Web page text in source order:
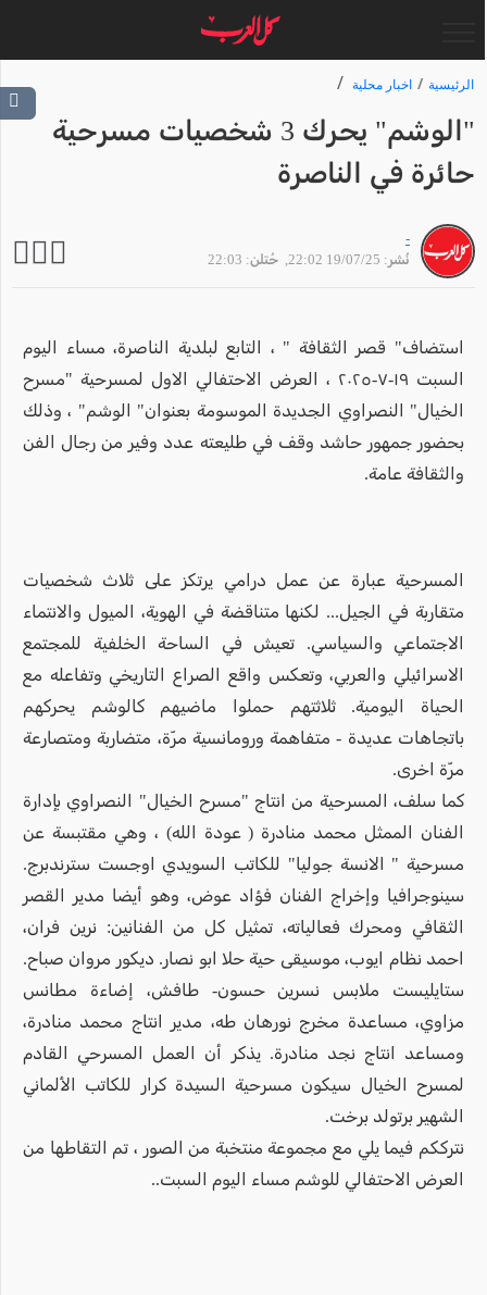
الرئيسية اخبار محلية
"الوشم" يحرك 3 شخصيات مسرحية
حائرة في الناصرة
-
نُشر: 19/07/25 22:02
, حُتلن: 22:03
استضاف" قصر الثقافة " ، التابع لبلدية الناصرة، مساء اليوم
السبت ١٩-٧-٢٠٢٥ ، العرض الاحتفالي الاول لمسرحية "مسرح
الخيال" النصراوي الجديدة الموسومة بعنوان" الوشم" ، وذلك
بحضور جمهور حاشد وقف في طليعته عدد وفير من رجال الفن
والثقافة عامة.
المسرحية عبارة عن عمل درامي يرتكز على ثلاث شخصيات
متقاربة في الجيل... لكنها متناقضة في الهوية، الميول والانتماء
الاجتماعي والسياسي. تعيش في الساحة الخلفية للمجتمع
الاسرائيلي والعربي، وتعكس واقع الصراع التاريخي وتفاعله مع
الحياة اليومية. ثلاثتهم حملوا ماضيهم كالوشم يحركهم
باتجاهات عديدة - متفاهمة ورومانسية مرّة، متضاربة ومتصارعة
مرّة اخرى.
كما سلف، المسرحية من انتاج "مسرح الخيال" النصراوي بإدارة
الفنان الممثل محمد منادرة ( عودة الله) ، وهي مقتبسة عن
مسرحية " الانسة جوليا" للكاتب السويدي اوجست سترندبرج.
سينوجرافيا وإخراج الفنان فؤاد عوض، وهو أيضا مدير القصر
الثقافي ومحرك فعالياته، تمثيل كل من الفنانين: نرين فران،
احمد نظام ايوب، موسيقى حية حلا ابو نصار. ديكور مروان صباح.
ستايليست ملابس نسرين حسون- طافش، إضاءة مطانس
مزاوي، مساعدة مخرج نورهان طه، مدير انتاج محمد منادرة،
ومساعد انتاج نجد منادرة. يذكر أن العمل المسرحي القادم
لمسرح الخيال سيكون مسرحية السيدة كرار للكاتب الألماني
الشهير برتولد برخت.
نترككم فيما يلي مع مجموعة منتخبة من الصور ، تم التقاطها من
العرض الاحتفالي للوشم مساء اليوم السبت..